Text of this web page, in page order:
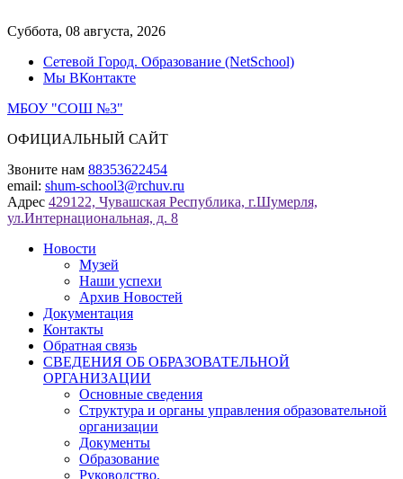
к
Суббота, 08 августа, 2026
Сетевой Город. Образование (NetSchool)
Мы ВКонтакте
МБОУ "СОШ №3"
ОФИЦИАЛЬНЫЙ САЙТ
Звоните нам 88353622454
email: shum-school3@rchuv.ru
Адрес 429122, Чувашская Республика, г.Шумерля,
ул.Интернациональная, д. 8
Новости
Музей
Наши успехи
Архив Новостей
Документация
Контакты
Обратная связь
СВЕДЕНИЯ ОБ ОБРАЗОВАТЕЛЬНОЙ
ОРГАНИЗАЦИИ
Основные сведения
Структура и органы управления образовательной
организации
Документы
Образование
Руководство.